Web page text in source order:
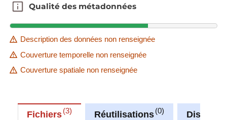
Qualité des métadonnées
Qualité des métadonnées
Description des données non renseignée
Couverture temporelle non renseignée
Couverture spatiale non renseignée
Fichiers 3 Réutilisations 0